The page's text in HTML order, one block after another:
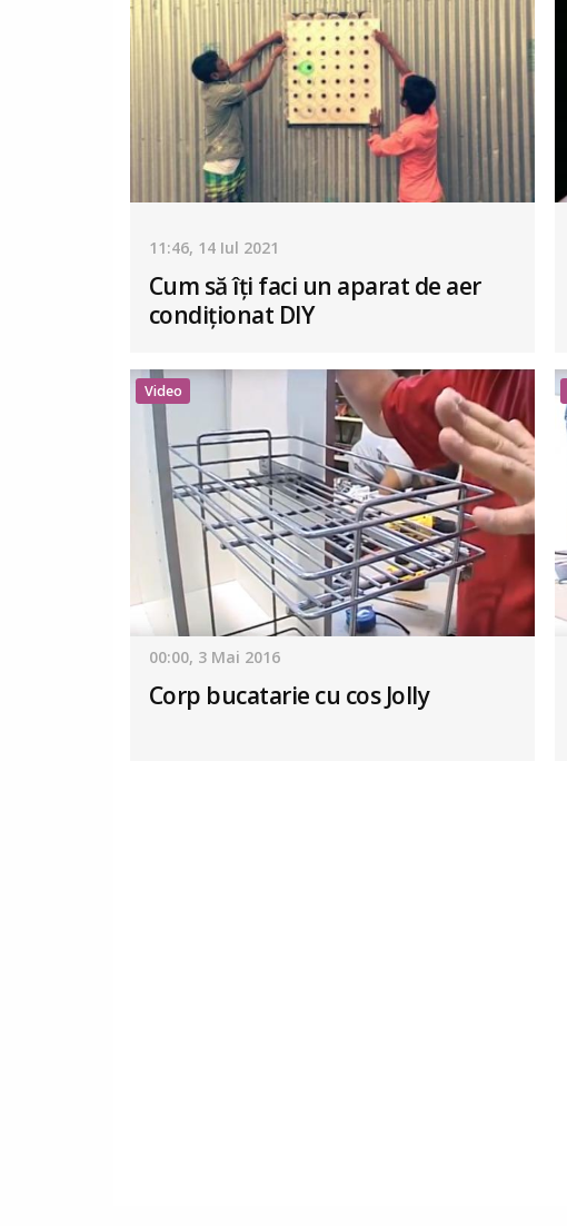
11:46, 14 Iul 2021
Cum să îți faci un aparat de aer
condiționat DIY
Video
00:00, 3 Mai 2016
Corp bucatarie cu cos Jolly